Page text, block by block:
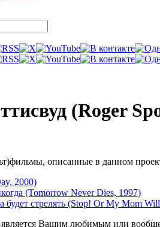
(Roger
описанные в данном
2000)
(Tomorrow Never Dies, 1997)
стрелять (Stop! Or My Mom
является Вашим любимым или